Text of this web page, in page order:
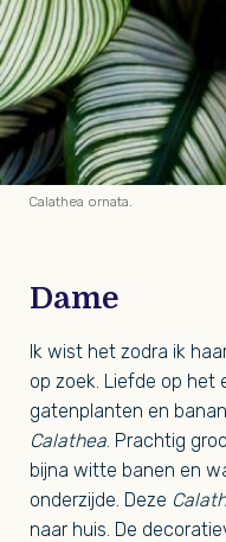
Calathea ornata.
Dame
Ik wist het zodra ik
op zoek. Liefde op het
gatenplanten en
Calathea. Prachtig
bijna witte banen en
onderzijde. Deze
naar huis. De